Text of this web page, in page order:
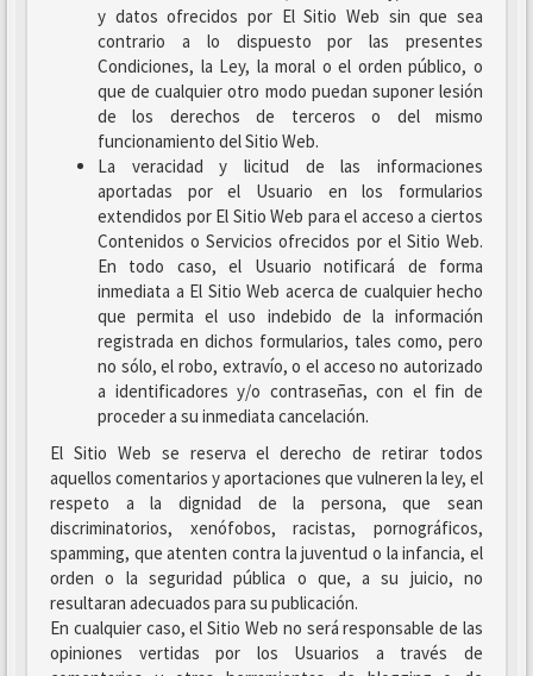
y datos ofrecidos por El Sitio Web sin que sea
contrario a lo dispuesto por las presentes
Condiciones, la Ley, la moral o el orden público, o
que de cualquier otro modo puedan suponer lesión
de los derechos de terceros o del mismo
funcionamiento del Sitio Web.
La veracidad y licitud de las informaciones
aportadas por el Usuario en los formularios
extendidos por El Sitio Web para el acceso a ciertos
Contenidos o Servicios ofrecidos por el Sitio Web.
En todo caso, el Usuario notificará de forma
inmediata a El Sitio Web acerca de cualquier hecho
que permita el uso indebido de la información
registrada en dichos formularios, tales como, pero
no sólo, el robo, extravío, o el acceso no autorizado
a identificadores y/o contraseñas, con el fin de
proceder a su inmediata cancelación.
El Sitio Web se reserva el derecho de retirar todos
aquellos comentarios y aportaciones que vulneren la ley, el
respeto a la dignidad de la persona, que sean
discriminatorios, xenófobos, racistas, pornográficos,
spamming, que atenten contra la juventud o la infancia, el
orden o la seguridad pública o que, a su juicio, no
resultaran adecuados para su publicación.
En cualquier caso, el Sitio Web no será responsable de las
opiniones vertidas por los Usuarios a través de